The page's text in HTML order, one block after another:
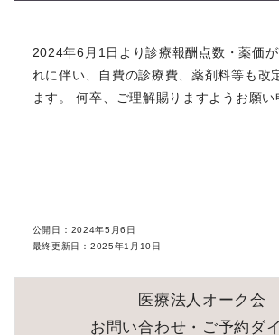
ERA、EMMA、ALICE、妊娠前遺伝子診断
ご案内（2026年4月1日より）
ウェブサイト表示不具合のお知らせ
ＮＭＮ点滴300mgの取り扱いを開始しました
船曳美也子医師がテレビ出演します
2024年6月1日より診療報酬点数・薬価
れに伴い、自費の診療費、薬剤料等も改
ます。 何卒、ご理解賜りますようお願い
公開日： 2024年5月6日
最終更新日： 2025年1月10日
医療法人オーク会
お問い合わせ・ご予約ダ